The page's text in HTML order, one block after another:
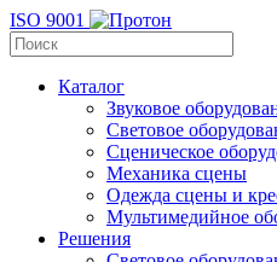
ISO 9001
Каталог
Звуковое
Световое
Сценическое
Механика сцены
Одежда сцены и
Мультимедийное
Решения